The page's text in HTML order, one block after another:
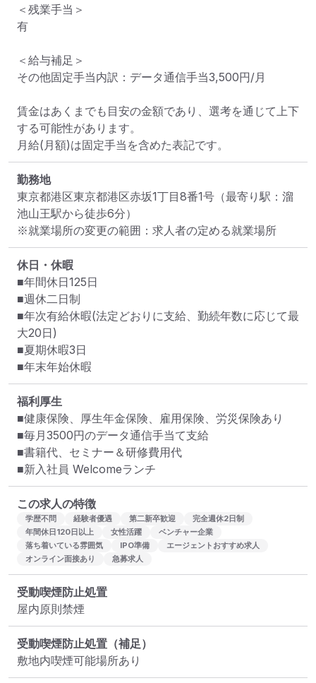
＜残業手当＞
有
＜給与補足＞
その他固定手当内訳：データ通信手当3,500円/月
賃金はあくまでも目安の金額であり、選考を通じて上下
する可能性があります。
月給(月額)は固定手当を含めた表記です。
勤務地
東京都港区東京都港区赤坂1丁目8番1号 （最寄り駅：溜
池山王駅から徒歩6分）
※就業場所の変更の範囲：求人者の定める就業場所
休日・休暇
■年間休日125日
■週休二日制
■年次有給休暇(法定どおりに支給、勤続年数に応じて最
大20日)
■夏期休暇3日
■年末年始休暇
福利厚生
■健康保険、厚生年金保険、雇用保険、労災保険あり
■毎月3500円のデータ通信手当て支給
■書籍代、セミナー＆研修費用代
■新入社員 Welcomeランチ
この求人の特徴
学歴不問 経験者優遇 第二新卒歓迎
完全週休2日制
年間休日120日以上
女性活躍
ベンチャー企業
落ち着いている雰囲気
IPO準備
エージェントおすすめ求人
オンライン面接あり
急募求人
受動喫煙防止処置
屋内原則禁煙
受動喫煙防止処置（補足）
敷地内喫煙可能場所あり